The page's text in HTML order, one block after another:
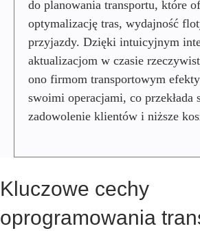
T
A
do planowania transportu, które
optymalizację tras, wydajność
przyjazdy. Dzięki intuicyjnym
aktualizacjom w czasie
ono firmom transportowym
swoimi operacjami, co przekłada
zadowolenie klientów i niższe
Kluczowe cechy
oprogramowania